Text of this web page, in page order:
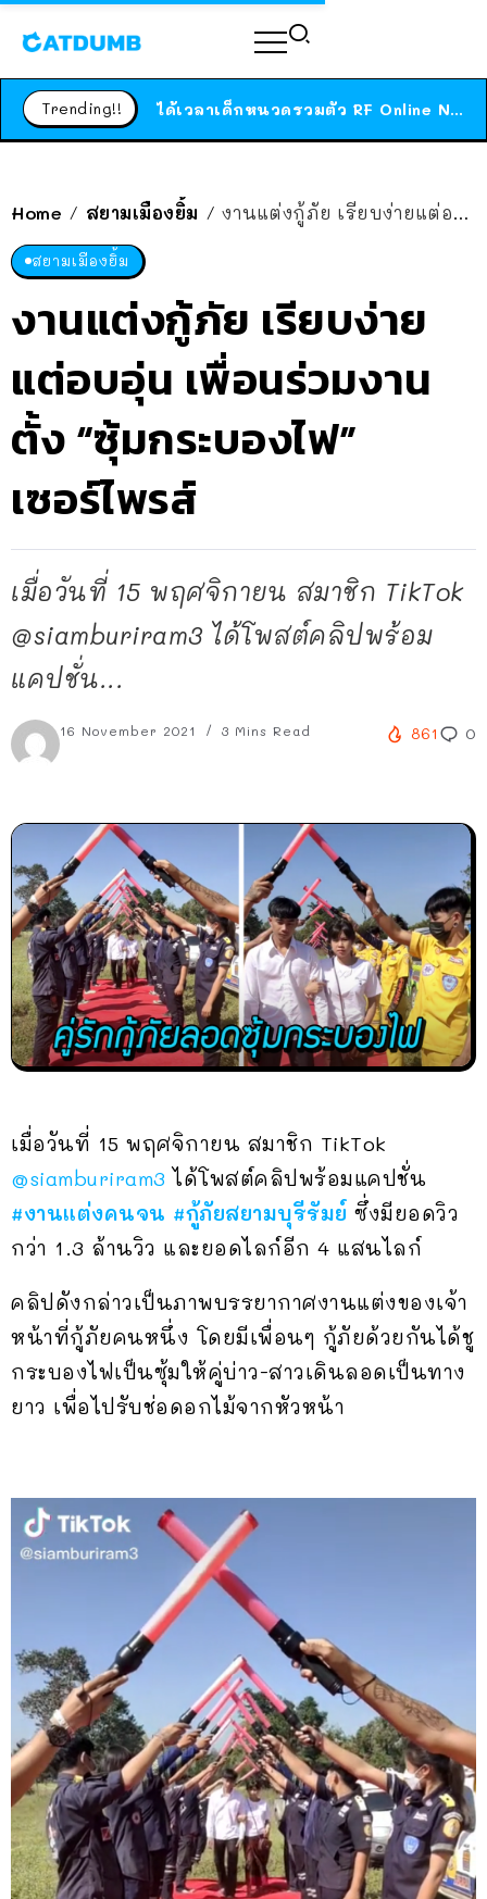
Trending!! ได้เวลาเด็กหนวดรวมตัว RF Online Next เปิดให้เล่นแล้ว เกม Sci-Fi MMORPG ระดับตำนาน เล่นได้ทั้งมือถือและ PC
Home / สยามเมืองยิ้ม / งานแต่งกู้ภัย เรียบง่ายแต่อบอุ่น เพื่อนร่วมงานตั้ง “ซุ้มกระบองไฟ” เซอร์ไพรส์
สยามเมืองยิ้ม
งานแต่งกู้ภัย เรียบง่าย
แต่อบอุ่น เพื่อนร่วมงาน
ตั้ง “ซุ้มกระบองไฟ”
เซอร์ไพรส์
เมื่อวันที่ 15 พฤศจิกายน สมาชิก TikTok
@siamburiram3 ได้โพสต์คลิปพร้อม
แคปชั่น...
16 November 2021 3 Mins Read 861 0
เมื่อวันที่ 15 พฤศจิกายน สมาชิก TikTok
@siamburiram3 ได้โพสต์คลิปพร้อมแคปชั่น
#งานแต่งคนจน #กู้ภัยสยามบุรีรัมย์ ซึ่งมียอดวิว
กว่า 1.3 ล้านวิว และยอดไลก์อีก 4 แสนไลก์
คลิปดังกล่าวเป็นภาพบรรยากาศงานแต่งของเจ้า
หน้าที่กู้ภัยคนหนึ่ง โดยมีเพื่อนๆ กู้ภัยด้วยกันได้ชู
กระบองไฟเป็นซุ้มให้คู่บ่าว-สาวเดินลอดเป็นทาง
ยาว เพื่อไปรับช่อดอกไม้จากหัวหน้า